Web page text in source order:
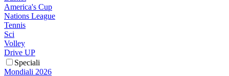
America's Cup
Nations League
Tennis
Sci
Volley
Drive UP
Speciali
Mondiali 2026